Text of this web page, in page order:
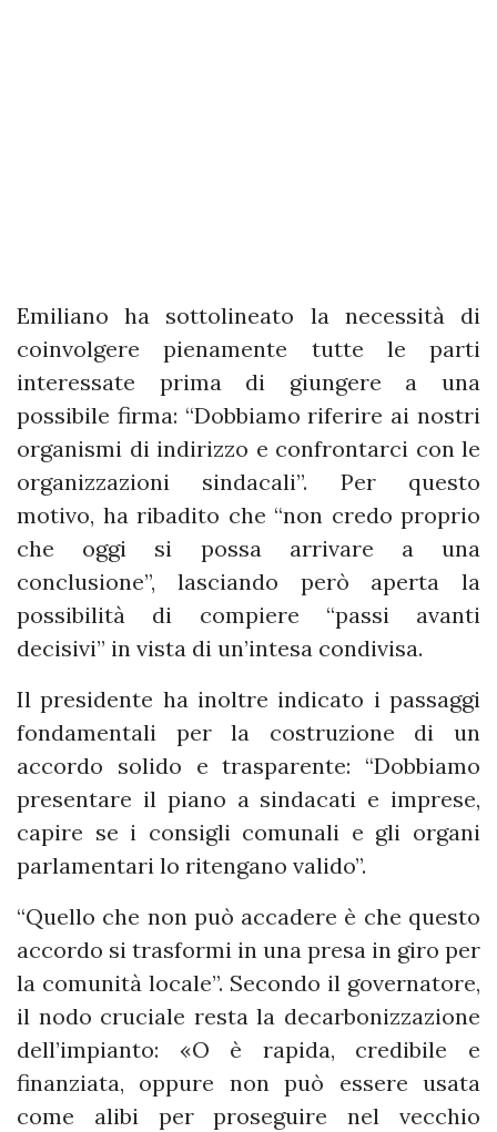
Emiliano ha sottolineato la necessità di
coinvolgere pienamente tutte le parti
interessate prima di giungere a una
possibile firma: “Dobbiamo riferire ai nostri
organismi di indirizzo e confrontarci con le
organizzazioni sindacali”. Per questo
motivo, ha ribadito che “non credo proprio
che oggi si possa arrivare a una
conclusione”, lasciando però aperta la
possibilità di compiere “passi avanti
decisivi” in vista di un’intesa condivisa.
Il presidente ha inoltre indicato i passaggi
fondamentali per la costruzione di un
accordo solido e trasparente: “Dobbiamo
presentare il piano a sindacati e imprese,
capire se i consigli comunali e gli organi
parlamentari lo ritengano valido”.
“Quello che non può accadere è che questo
accordo si trasformi in una presa in giro per
la comunità locale”. Secondo il governatore,
il nodo cruciale resta la decarbonizzazione
dell’impianto: «O è rapida, credibile e
finanziata, oppure non può essere usata
come alibi per proseguire nel vecchio